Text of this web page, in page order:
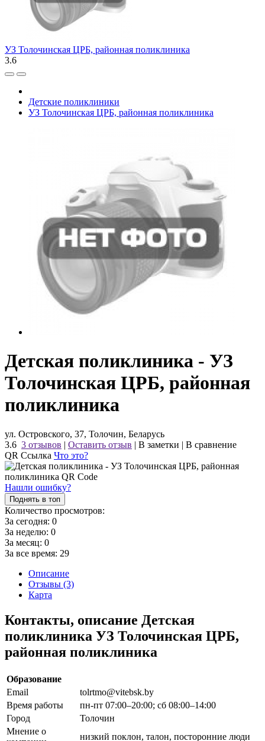
УЗ Толочинская ЦРБ, районная поликлиника
3.6
Детские поликлиники
УЗ Толочинская ЦРБ, районная поликлиника
Детская поликлиника - УЗ
Толочинская ЦРБ, районная
поликлиника
ул. Островского, 37, Толочин, Беларусь
3.6 3 отзывов | Оставить отзыв | В заметки | В сравнение
QR Ссылка Что это?
Нашли ошибку?
Поднять в топ
Количество просмотров:
За сегодня: 0
За неделю: 0
За месяц: 0
За все время: 29
Описание
Отзывы (3)
Карта
Контакты, описание Детская
поликлиника УЗ Толочинская ЦРБ,
районная поликлиника
Образование
Email
tolrtmo@vitebsk.by
Время работы
пн-пт 07:00–20:00; сб 08:00–14:00
Город
Толочин
Мнение о
низкий поклон, талон, посторонние люди